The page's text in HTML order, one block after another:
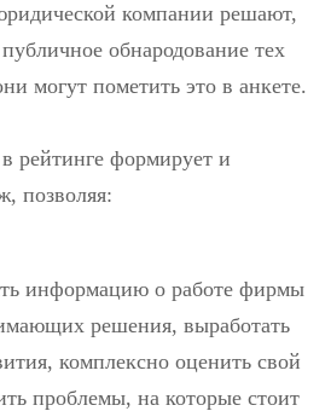
компании решают,
обнародование тех
могут пометить это в анкете.
рейтинге формирует и
позволяя:
информацию о работе фирмы
решения, выработать
комплексно оценить свой
проблемы, на которые стоит